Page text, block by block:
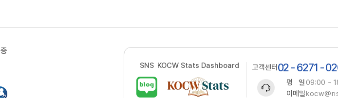
SNS KOCW Stats Dashboard 고객센터 02 - 6271 -
평 일09:00 ~
이메일